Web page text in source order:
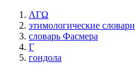
ΛΓΩ
этимологические словари
словарь Фасмера
Г
гондола